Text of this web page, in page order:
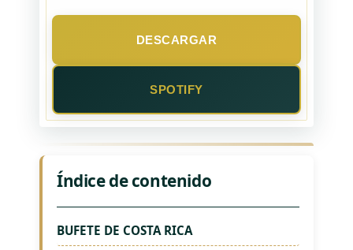
DESCARGAR
SPOTIFY
Índice de contenido
BUFETE DE COSTA RICA